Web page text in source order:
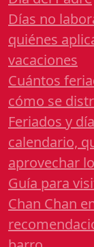
Días no
quiénes
vacaciones
Cuántos
cómo se
Feriados y
calendario,
aprovechar
Guía para
Chan Chan